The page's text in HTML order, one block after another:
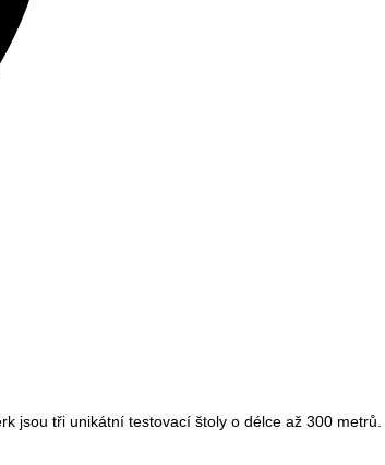
jsou tři unikátní testovací štoly o délce až 300 metrů.